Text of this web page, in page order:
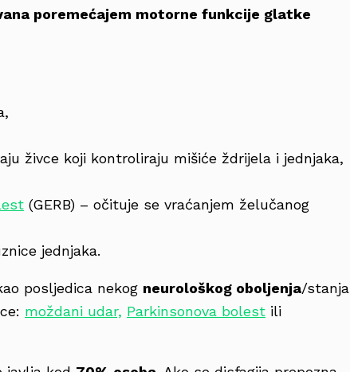
poremećajem motorne funkcije glatke
živce koji kontroliraju mišiće ždrijela i jednjaka,
(GERB) – očituje se vraćanjem želučanog
jednjaka.
posljedica nekog neurološkog oboljenja/stanja
moždani udar, Parkinsonova bolest ili